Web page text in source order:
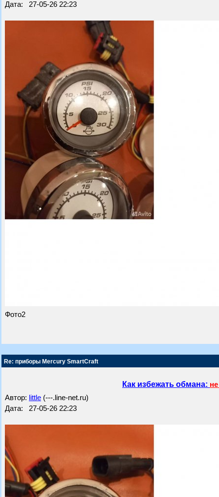
Дата: 27-05-26 22:23
Фото2
Re: приборы Mercury SmartCraft
Как избежать обмана:
Автор: little (---.line-net.ru)
Дата: 27-05-26 22:23